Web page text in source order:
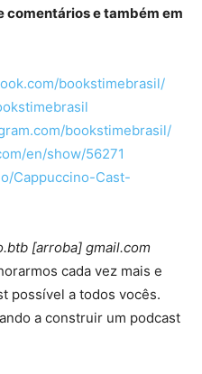
comentários e também em
bookstimebrasil/
bookstimebrasil/
en/show/56271
Cappuccino-Cast-
[arroba] gmail.com
cada vez mais e
possível a todos vocês.
a construir um podcast